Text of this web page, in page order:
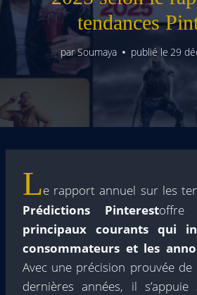
tendances
parSoumaya publié le 29
Le rapport annuel sur les
Prédictions Pinterestoffre
principaux courants qui
consommateurs et les
Avec une précision prouvée
dernières années, il s’appuie